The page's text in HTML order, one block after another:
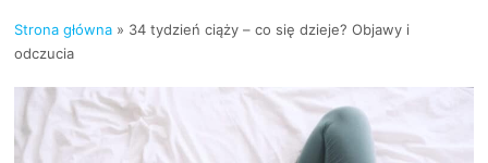
Strona główna » 34 tydzień ciąży – co się dzieje? Objawy i
odczucia